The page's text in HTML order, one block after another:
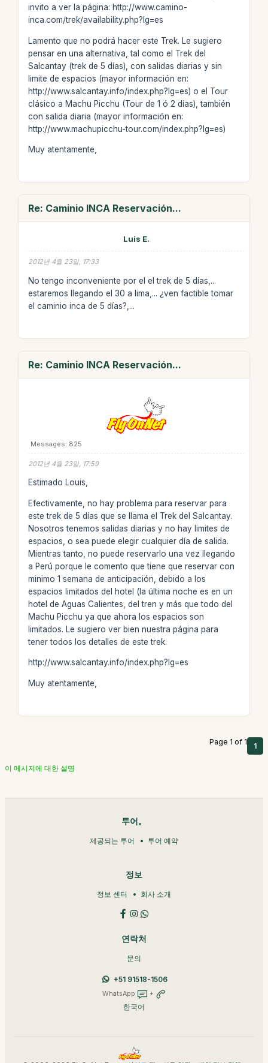
invito a ver la página: http://www.camino-
inca.com/trek/availability.php?lg=es
Lamento que no podrá hacer este Trek. Le sugiero
pensar en una alternativa, tal como el Trek del
Salcantay (trek de 5 días), con salidas diarias y sin
limite de espacios (mayor información en:
http://www.salcantay.info/index.php?lg=es) o el Tour
clásico a Machu Picchu (Tour de 1 ó 2 días), también
con salida diaria (mayor información en:
http://www.machupicchu-tour.com/index.php?lg=es)
Muy atentamente,
Re: Caminio INCA Reservación...
Luis E.
2012년 4월 23일, 17:33
No tengo inconveniente por el el trek de 5 días,...
estaremos llegando el 30 a lima,... ¿ven factible tomar
el caminio inca de 5 días?,...
Re: Caminio INCA Reservación...
Messages: 825
2012년 4월 23일, 17:59
Estimado Louis,
Efectivamente, no hay problema para reservar para
este trek de 5 días que se llama el Trek del Salcantay.
Nosotros tenemos salidas diarias y no hay limites de
espacios, o sea puede elegir cualquier día de salida.
Mientras tanto, no puede reservarlo una vez llegando
a Perú porque le comento que tiene que reservar con
minimo 1 semana de anticipación, debido a los
espacios limitados del hotel (la última noche es en un
hotel de Aguas Calientes, del tren y más que todo del
Machu Picchu ya que ahora los espacios son
limitados. Le sugiero ver bien nuestra página para
tener todos los detalles de este trek.
http://www.salcantay.info/index.php?lg=es
Muy atentamente,
Page 1 of 1 1
이 메시지에 대한 설명
투어。
제공되는 투어 투어 예약
정보
정보 센터 회사 소개
연락처
문의
+51 91518-1506
WhatsApp +
한국어